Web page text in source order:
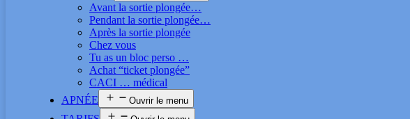
Avant la sortie plongée…
Pendant la sortie plongée…
Après la sortie plongée
Chez vous
Tu as un bloc perso …
Achat “ticket plongée”
CACI … médical
APNÉE
Ouvrir le menu